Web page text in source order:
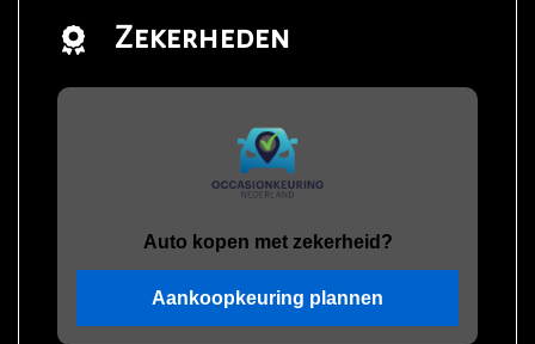
Zekerheden
Auto kopen met zekerheid?
Aankoopkeuring plannen